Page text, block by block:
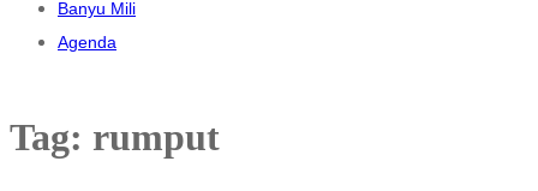
Banyu Mili
Agenda
Tag: rumput